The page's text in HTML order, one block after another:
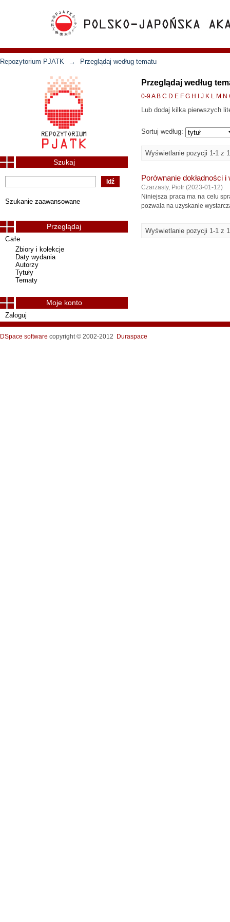
Repozytorium PJATK → Przeglądaj według tematu
Przeglądaj według
0-9A B C D E F G H J K L M N
Lub dodaj kilka pierwszych
Sortuj według:
Wyświetlanie pozycji 1-1 z 1
Porównanie dokładności
Czarzasty, Piotr (2023-01-12)
Niniejsza praca ma na celu
pozwala na uzyskanie
Wyświetlanie pozycji 1-1 z 1
Szukaj
Szukanie zaawansowane
Przeglądaj
Całe
Zbiory i kolekcje
Daty wydania
Autorzy
Tytuły
Tematy
Moje konto
Zaloguj
DSpace software copyright © 2002-2012 Duraspace